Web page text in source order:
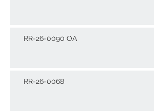
RR-26-0090 OA
RR-26-0068